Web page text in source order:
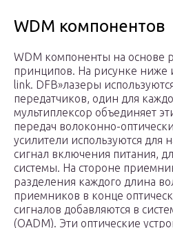
WDM компонентов
WDM компоненты на основе
принципов. На рисунке ниже
link. DFB»лазеры
передатчиков, один для
мультиплексор объединяет
передач волоконно-
усилители используются для
сигнал включения питания,
системы. На стороне
разделения каждого длина
приемников в конце
сигналов добавляются в
(OADM). Эти оптические